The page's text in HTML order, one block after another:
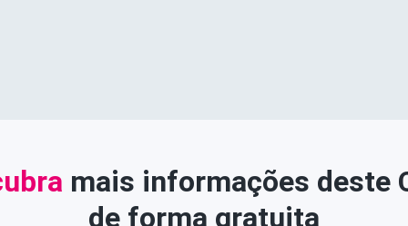
mais informações deste
de forma gratuita